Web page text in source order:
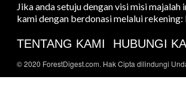
Jika anda setuju dengan visi misi
kami dengan berdonasi melalui
TENTANG KAMI HUBUNGI
© 2020 ForestDigest.com. Hak Cipta dilindungi